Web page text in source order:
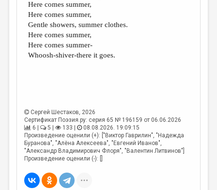
ОБЗОР ЛИТЕРАТУРЫ
СТРАНИЦЫ ПАМЯТИ
ОБЪЯВЛЕНИЯ
МАЛАЯ ПРОЗА
ЭССЕИСТИКА
ЛИТЕРАТУРОВЕДЕНИЕ
КУЛЬТУРОВЕДЕНИЕ
ПУБЛИЦИСТИКА
Here comes summer,
Here comes summer,
Gentle showers, summer clothes.
Here comes summer,
Here comes summer-
Whoosh-shiver-there it goes.
Сергей Шестаков, 2026
Сертификат Поэзия.ру: серия 65 № 196159 от 06.06.2026
6 |
5 | 133 |
08.08.2026. 19:09:15
Произведение оценили (+): ["Виктор Гаврилин", "Надежда
Буранова", "Алёна Алексеева", "Евгений Иванов",
"Александр Владимирович Флоря", "Валентин Литвинов"]
Произведение оценили (-): []